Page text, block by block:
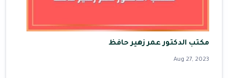
مكتب الدكتور عمر زهير حافظ
Aug 27, 2023